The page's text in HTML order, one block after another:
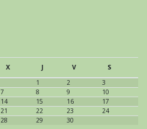
X J V
S
1
2
3
7 8 9
10
14 15 16
17
21 22 23
24
28 29 30